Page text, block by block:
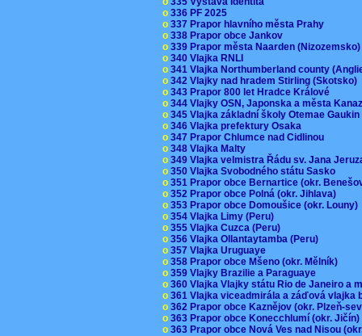
o 336 PF 2025
o 337 Prapor hlavního města Prahy
o 338 Prapor obce Jankov
o 339 Prapor města Naarden
o 340 Vlajka RNLI
o 341 Vlajka Northumberland county
o 342 Vlajky nad hradem Stirling (Skotsko)
o 343 Prapor 800 let Hradce Králové
o 344 Vlajky OSN, Japonska a města
o 345 Vlajka základní školy Otemae
o 346 Vlajka prefektury Osaka
o 347 Prapor Chlumce nad Cidlinou
o 348 Vlajka Malty
o 349 Vlajka velmistra Řádu sv. Jana
o 350 Vlajka Svobodného státu Sasko
o 351 Prapor obce Bernartice (okr.
o 352 Prapor obce Polná (okr. Jihlava)
o 353 Prapor obce Domoušice (okr. Louny)
o 354 Vlajka Limy (Peru)
o 355 Vlajka Cuzca (Peru)
o 356 Vlajka Ollantaytamba (Peru)
o 357 Vlajka Uruguaye
o 358 Prapor obce Mšeno (okr. Mělník)
o 359 Vlajky Brazilie a Paraguaye
o 360 Vlajka Vlajky státu Rio de Janeiro a
o 361 Vlajka viceadmirála a záďová
o 362 Prapor obce Kaznějov (okr. Plzeň-
o 363 Prapor obce Konecchlumí (okr.
o 363 Prapor obce Nová Ves nad Nisou